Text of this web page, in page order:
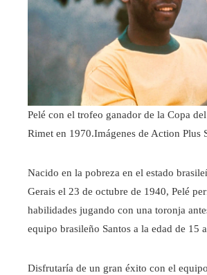
Pelé con el trofeo ganador de la Copa
Rimet en 1970.Imágenes de Action Plus
Nacido en la pobreza en el estado
Gerais el 23 de octubre de 1940, Pelé
habilidades jugando con una toronja
equipo brasileño Santos a la edad de 15
Disfrutaría de un gran éxito con el